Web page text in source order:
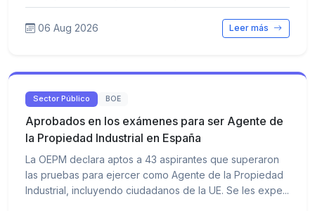
06 Aug 2026 Leer más
Sector Público BOE
Aprobados en los exámenes para ser Agente de
la Propiedad Industrial en España
La OEPM declara aptos a 43 aspirantes que superaron
las pruebas para ejercer como Agente de la Propiedad
Industrial, incluyendo ciudadanos de la UE. Se les expe...